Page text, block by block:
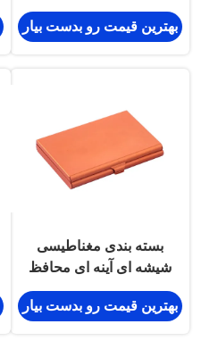
قاب کارت مغناطیسی
سازگار با محیط زیست
بهترین قیمت رو بدست بیار
بسته بندی مغناطیسی
شیشه ای آینه ای محافظ
کارت آلومینیومی شخصی
بهترین قیمت رو بدست بیار